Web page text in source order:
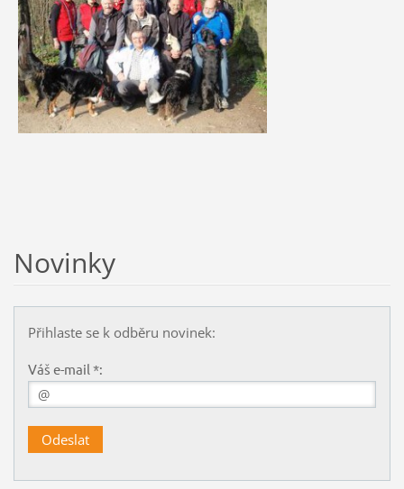
Novinky
Přihlaste se k odběru novinek:
Váš e-mail *: